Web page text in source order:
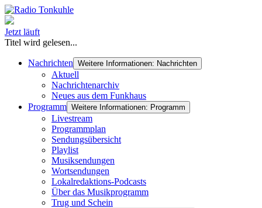
Jetzt läuft
Titel wird gelesen...
Nachrichten Weitere Informationen: Nachrichten
Aktuell
Nachrichtenarchiv
Neues aus dem Funkhaus
Programm Weitere Informationen: Programm
Livestream
Programmplan
Sendungsübersicht
Playlist
Musiksendungen
Wortsendungen
Lokalredaktions-Podcasts
Über das Musikprogramm
Trug und Schein